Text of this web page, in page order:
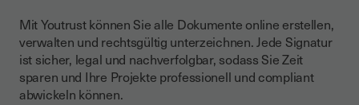
Mit Youtrust können Sie alle Dokumente online erstellen,
verwalten und rechtsgültig unterzeichnen. Jede Signatur
ist sicher, legal und nachverfolgbar, sodass Sie Zeit
sparen und Ihre Projekte professionell und compliant
abwickeln können.